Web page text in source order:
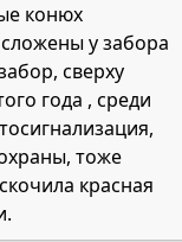
конюх
у забора
сверху
года , среди
тоже
красная